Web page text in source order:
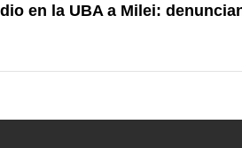
en la UBA a Milei: